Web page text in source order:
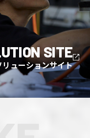
SITE
ューションサイト